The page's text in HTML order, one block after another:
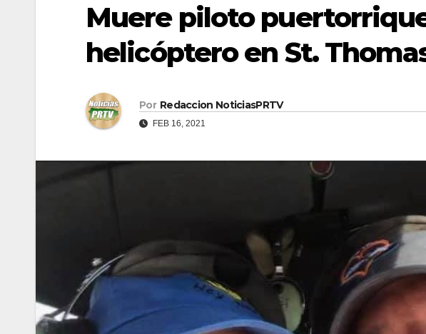
Muere piloto
helicóptero en St.
Por Redaccion NoticiasPRTV
FEB 16, 2021